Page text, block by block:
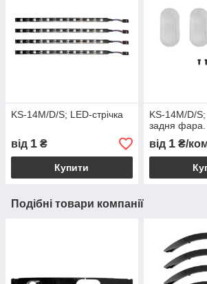
KS-14M/D/S; LED-стрічка
від 1 ₴
Купити
KS-14M/D/
задня фара.
від 1₴/
Подібні товари компанії